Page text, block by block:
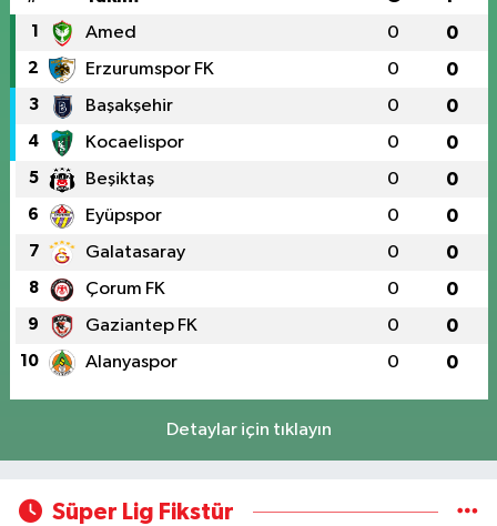
1 Amed 0 0
2 Erzurumspor FK 0 0
3 Başakşehir 0 0
4 Kocaelispor 0 0
5 Beşiktaş 0 0
6 Eyüpspor 0 0
7 Galatasaray 0 0
8 Çorum FK 0 0
9 Gaziantep FK 0 0
10 Alanyaspor 0 0
Detaylar için tıklayın
Süper Lig Fikstür